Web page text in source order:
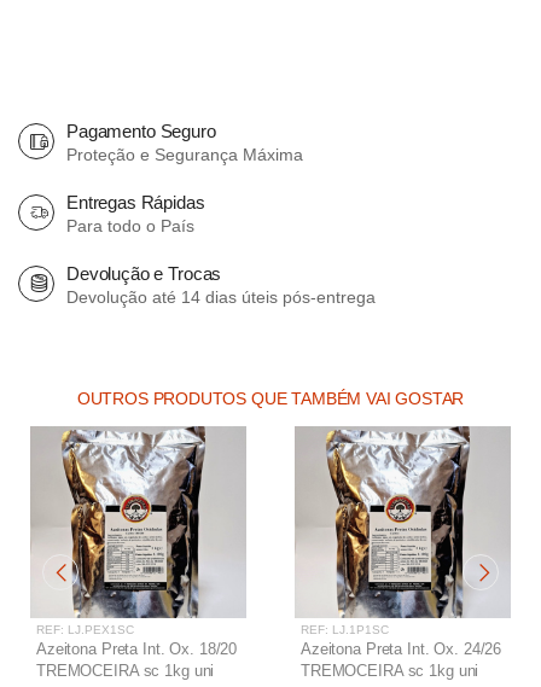
Pagamento Seguro
Proteção e Segurança Máxima
Entregas Rápidas
Para todo o País
Devolução e Trocas
Devolução até 14 dias úteis pós-entrega
OUTROS PRODUTOS QUE TAMBÉM VAI GOSTAR
REF: LJ.PEX1SC
Azeitona Preta Int. Ox. 18/20
TREMOCEIRA sc 1kg uni
REF: LJ.1P1SC
Azeitona Preta Int. Ox. 24/26
TREMOCEIRA sc 1kg uni